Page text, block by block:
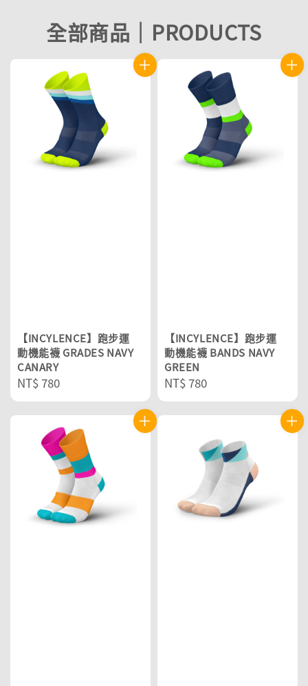
全部商品｜PRODUCTS
【INCYLENCE】跑步運
動機能襪 GRADES NAVY
CANARY
Regular
price
NT$ 780
【INCYLENCE】跑步運
動機能襪 BANDS NAVY
GREEN
Regular
price
NT$ 780